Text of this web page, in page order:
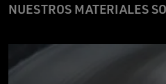
NUESTROS MATERIALES